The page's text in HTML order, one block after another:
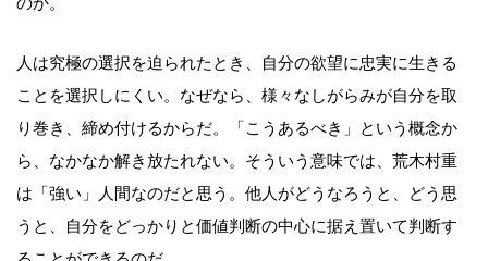
のか。
人は究極の選択を迫られたとき、自分の欲望に忠実に生きる
ことを選択しにくい。なぜなら、様々なしがらみが自分を取
り巻き、締め付けるからだ。「こうあるべき」という概念か
ら、なかなか解き放たれない。そういう意味では、荒木村重
は「強い」人間なのだと思う。他人がどうなろうと、どう思
うと、自分をどっかりと価値判断の中心に据え置いて判断す